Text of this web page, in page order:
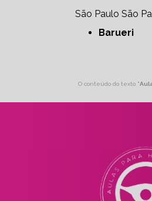
São Paulo São
Barueri
O conteúdo do texto "